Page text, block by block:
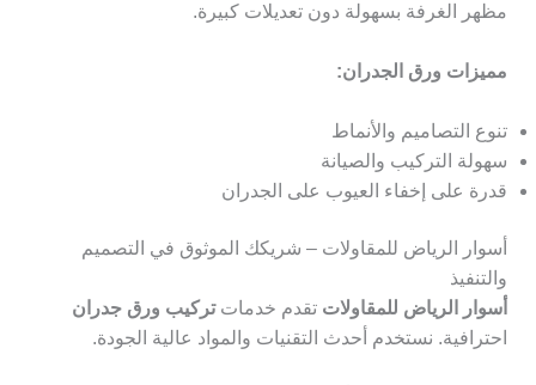
مظهر الغرفة بسهولة دون تعديلات كبيرة.
مميزات ورق الجدران:
تنوع التصاميم والأنماط
سهولة التركيب والصيانة
قدرة على إخفاء العيوب على الجدران
أسوار الرياض للمقاولات – شريكك الموثوق في التصميم
والتنفيذ
أسوار الرياض للمقاولات تقدم خدماتتركيب ورق جدران
احترافية. نستخدم أحدث التقنيات والمواد عالية الجودة.